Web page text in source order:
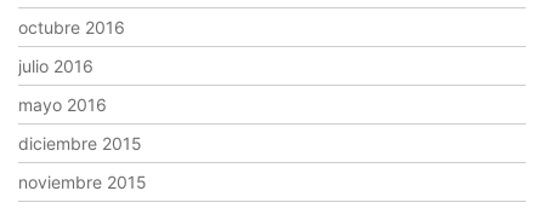
octubre 2016
julio 2016
mayo 2016
diciembre 2015
noviembre 2015